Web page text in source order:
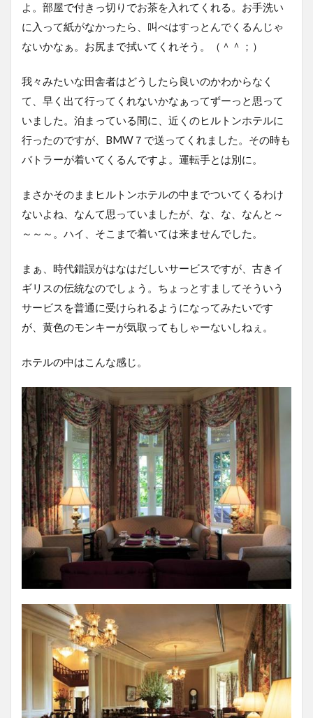
よ。部屋で付きっ切りでお茶を入れてくれる。お手洗い
に入って紙がなかったら、叫べはすっとんでくるんじゃ
ないかなぁ。お尻まで拭いてくれそう。（＾＾；）
我々みたいな田舎者はどうしたら良いのかわからなく
て、早く出て行ってくれないかなぁってずーっと思って
いました。泊まっている間に、近くのヒルトンホテルに
行ったのですが、BMW７で送ってくれました。その時も
バトラーが着いてくるんですよ。運転手とは別に。
まさかそのままヒルトンホテルの中までついてくるわけ
ないよね、なんて思っていましたが、な、な、なんと～
～～～。ハイ、そこまで着いては来ませんでした。
まぁ、時代錯誤がはなはだしいサービスですが、古きイ
ギリスの伝統なのでしょう。ちょっとすましてそういう
サービスを普通に受けられるようになってみたいです
が、黄色のモンキーが気取ってもしゃーないしねぇ。
ホテルの中はこんな感じ。